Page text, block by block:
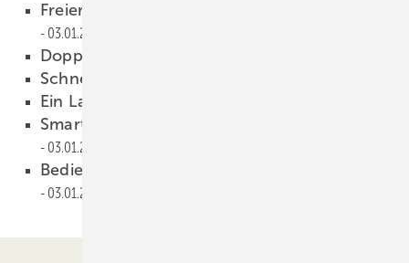
Freier Blick in den Sternenhimmel
03.01.2023
Doppelt schützt besser
Schnell und sicher montiert
Ein Landhaus im Grünen
Smart Home trägt zum Energie sparen bei
03.01.2023
Bedienbar auch bei Stromausfall
03.01.2023